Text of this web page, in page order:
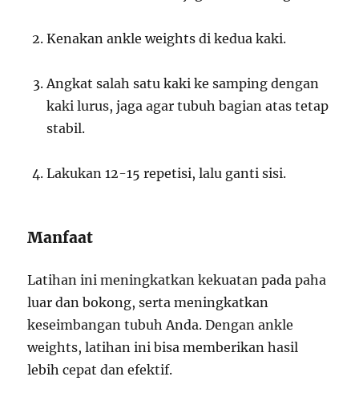
Kenakan ankle weights di kedua kaki.
Angkat salah satu kaki ke samping dengan
kaki lurus, jaga agar tubuh bagian atas tetap
stabil.
Lakukan 12-15 repetisi, lalu ganti sisi.
Manfaat
Latihan ini meningkatkan kekuatan pada paha
luar dan bokong, serta meningkatkan
keseimbangan tubuh Anda. Dengan ankle
weights, latihan ini bisa memberikan hasil
lebih cepat dan efektif.